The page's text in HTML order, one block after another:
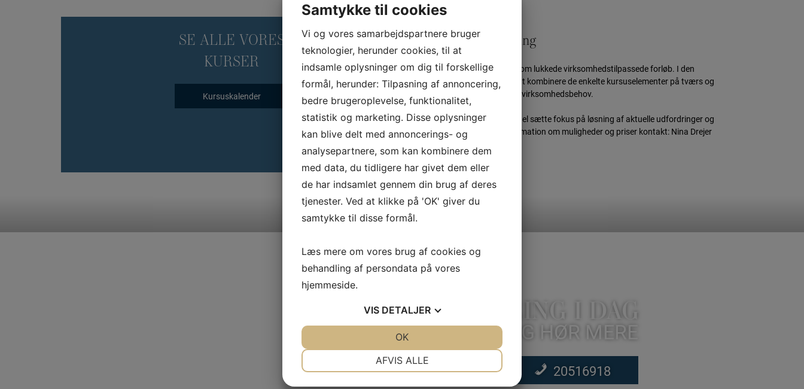
SE ALLE VORES
KURSER
Kursuskalender
Skræddersyet løsning
Kurserne kan også tilbydes som lukkede virksomhedstilpassede forløb. I den
forbindelse bliver det muligt at kombinere de enkelte kursuselementer på tværs og
målrette forløbet den enkelte virksomhedsbehov.
Herudover kan man med fordel sætte fokus på løsning af aktuelle udfordringer og
projekter. For yderligere information om muligheder og priser kontakt: Nina Drejer
nn©gbd.dk 20516918
RING I DAG
OG HØR MERE
20516918
Samtykke til cookies
Vi og vores samarbejdspartnere bruger
teknologier, herunder cookies, til at
indsamle oplysninger om dig til forskellige
formål, herunder: Tilpasning af annoncering,
bedre brugeroplevelse, funktionalitet,
statistik og marketing. Disse oplysninger
kan blive delt med annoncerings- og
analysepartnere, som kan kombinere dem
med data, du tidligere har givet dem eller
de har indsamlet gennem din brug af deres
tjenester. Ved at klikke på 'OK' giver du
samtykke til disse formål.
Læs mere om vores brug af cookies og
behandling af persondata på vores
hjemmeside.
VIS DETALJER
AFVIS ALLE
OK